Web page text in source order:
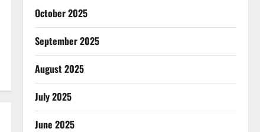
October 2025
September 2025
August 2025
July 2025
June 2025